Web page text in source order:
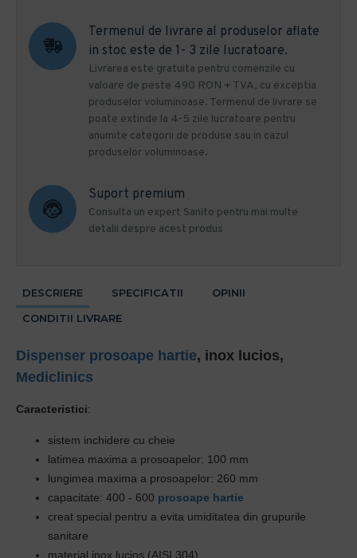
Termenul de livrare al produselor aflate
in stoc este de 1- 3 zile lucratoare.
Livrarea este gratuita pentru comenzile cu
valoare de peste 490 RON + TVA, cu exceptia
produselor voluminoase. Termenul de livrare se
poate extinde la 4-5 zile lucratoare pentru
anumite categorii de produse sau in cazul
produselor voluminoase.
Suport premium
Consulta un expert Sanito pentru mai multe
detalii despre acest produs
DESCRIERE SPECIFICATII
OPINII
CONDITII LIVRARE
Dispenser prosoape hartie, inox lucios,
Mediclinics
Caracteristici:
sistem inchidere cu cheie
latimea maxima a prosoapelor: 100 mm
lungimea maxima a prosoapelor: 260 mm
capacitate: 400 - 600 prosoape hartie
creat special pentru a evita umiditatea din grupurile
sanitare
material inox lucios (AISI 304).